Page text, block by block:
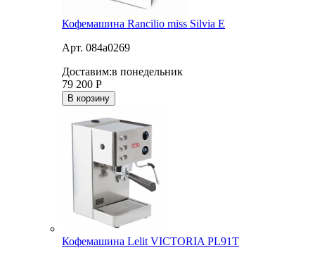
Кофемашина Rancilio miss Silvia E
Арт. 084a0269
Доставим:в понедельник
79 200 Р
В корзину
Кофемашина Lelit VICTORIA PL91T